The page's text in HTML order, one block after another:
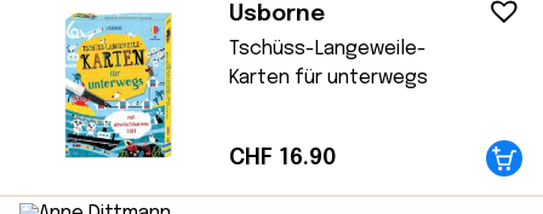
Usborne
Tschüss-Langeweile-
Karten für unterwegs
CHF 16.90